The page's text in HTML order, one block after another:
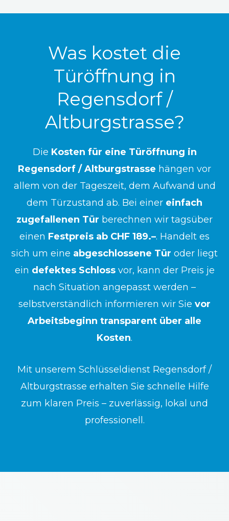
Was kostet die
Türöffnung in
Regensdorf /
Altburgstrasse?
Die Kosten für eine Türöffnung in
Regensdorf / Altburgstrasse hängen vor
allem von der Tageszeit, dem Aufwand und
dem Türzustand ab. Bei einer einfach
zugefallenen Tür berechnen wir tagsüber
einen Festpreis ab CHF 189.–. Handelt es
sich um eine abgeschlossene Tür oder liegt
ein defektes Schlossvor, kann der Preis je
nach Situation angepasst werden –
selbstverständlich informieren wir Sie vor
Arbeitsbeginn transparent über alle
Kosten.
Mit unserem Schlüsseldienst Regensdorf /
Altburgstrasse erhalten Sie schnelle Hilfe
zum klaren Preis – zuverlässig, lokal und
professionell.